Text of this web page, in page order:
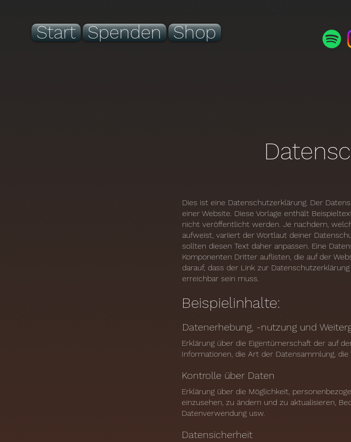
Start Spenden Shop
Dies ist eine Datenschutzerklärung. Der
einer Website. Diese Vorlage enthält
nicht veröffentlicht werden. Je nachdem,
aufweist, variiert der Wortlaut deiner
sollten diesen Text daher anpassen. Eine
Komponenten Dritter auflisten, die auf der
darauf, dass der Link zur
erreichbar sein muss.
Beispielinhalte:
Datenerhebung, -nutzung und
Erklärung über die Eigentümerschaft der auf
Informationen, die Art der Datensammlung,
Kontrolle über Daten
Erklärung über die Möglichkeit,
einzusehen, zu ändern und zu aktualisieren,
Datenverwendung usw.
Datensicherheit